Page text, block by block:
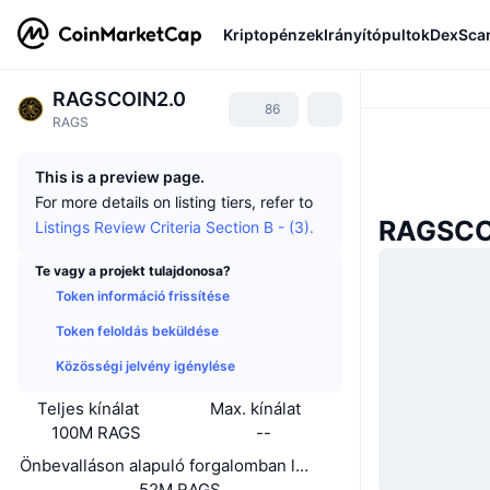
KriptopénzekIrányítópultok
RAGSCOIN2.0
RAGS
86
This is a preview page.
For more details on listing tiers, refer to
Listings Review Criteria Section B - (3).
Te vagy a projekt tulajdonosa?
Token információ frissítése
Token feloldás beküldése
Közösségi jelvény igénylése
Teljes kínálat
100M RAGS
Max. kínálat
--
Önbevalláson alapuló forgalomban lévő kínálat